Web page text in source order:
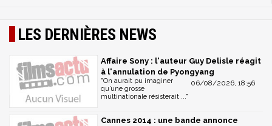
LES DERNIÈRES NEWS
Affaire Sony : l'auteur Guy Delisle réagit
à l'annulation de Pyongyang
06/08/2026, 18:56
"On aurait pu imaginer
qu’une grosse
multinationale résisterait ..."
Cannes 2014 : une bande annonce